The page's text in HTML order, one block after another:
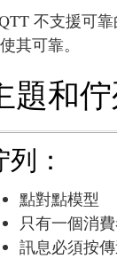
不支援可
其可靠。
題和
：
點對點模型
只有一個消
訊息必須按